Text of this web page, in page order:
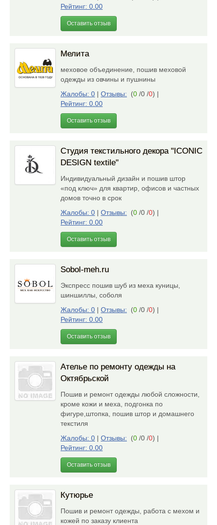
Рейтинг: 0.00
Оставить отзыв
Мелита
меховое объединение, пошив меховой
одежды из овчины и пушнины
Жалобы: 0 | Отзывы: (0 /0 /0) |
Рейтинг: 0.00
Оставить отзыв
Студия текстильного декора "ICONIC
DESIGN textile"
Индивидуальный дизайн и пошив штор
«под ключ» для квартир, офисов и частных
домов точно в срок
Жалобы: 0 | Отзывы: (0 /0 /0) |
Рейтинг: 0.00
Оставить отзыв
Sobol-meh.ru
Экспресс пошив шуб из меха куницы,
шиншиллы, соболя
Жалобы: 0 | Отзывы: (0 /0 /0) |
Рейтинг: 0.00
Оставить отзыв
Ателье по ремонту одежды на
Октябрьской
Пошив и ремонт одежды любой сложности,
кроме кожи и меха, подгонка по
фигуре,штопка, пошив штор и домашнего
текстиля
Жалобы: 0 | Отзывы: (0 /0 /0) |
Рейтинг: 0.00
Оставить отзыв
Кутюрье
Пошив и ремонт одежды, работа с мехом и
кожей по заказу клиента